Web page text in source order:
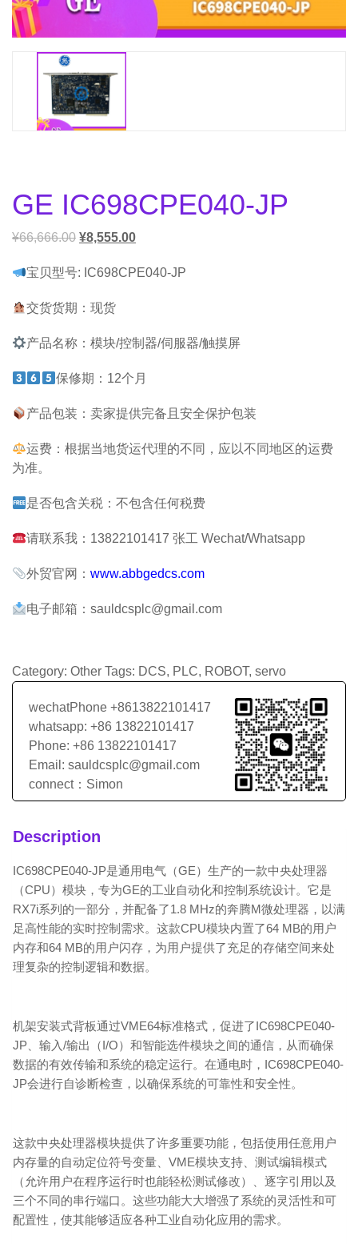
GE IC698CPE040-JP
¥66,666.00 ¥8,555.00
宝贝型号: IC698CPE040-JP
交货货期：现货
产品名称：模块/控制器/伺服器/触摸屏
保修期：12个月
产品包装：卖家提供完备且安全保护包装
运费：根据当地货运代理的不同，应以不同地区的运费
为准。
是否包含关税：不包含任何税费
请联系我：13822101417 张工 Wechat/Whatsapp
外贸官网：www.abbgedcs.com
电子邮箱：sauldcsplc@gmail.com
Category: Other Tags: DCS, PLC, ROBOT, servo
wechatPhone +8613822101417
whatsapp: +86 13822101417
Phone: +86 13822101417
Email: sauldcsplc@gmail.com
connect：Simon
Description
IC698CPE040-JP是通用电气（GE）生产的一款中央处理器
（CPU）模块，专为GE的工业自动化和控制系统设计。它是
RX7i系列的一部分，并配备了1.8 MHz的奔腾M微处理器，以满
足高性能的实时控制需求。这款CPU模块内置了64 MB的用户
内存和64 MB的用户闪存，为用户提供了充足的存储空间来处
理复杂的控制逻辑和数据。
机架安装式背板通过VME64标准格式，促进了IC698CPE040-
JP、输入/输出（I/O）和智能选件模块之间的通信，从而确保
数据的有效传输和系统的稳定运行。在通电时，IC698CPE040-
JP会进行自诊断检查，以确保系统的可靠性和安全性。
这款中央处理器模块提供了许多重要功能，包括使用任意用户
内存量的自动定位符号变量、VME模块支持、测试编辑模式
（允许用户在程序运行时也能轻松测试修改）、逐字引用以及
三个不同的串行端口。这些功能大大增强了系统的灵活性和可
配置性，使其能够适应各种工业自动化应用的需求。